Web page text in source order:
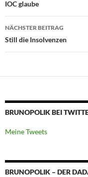
IOC glaube
NÄCHSTER BEITRAG
Still die Insolvenzen
BRUNOPOLIK BEI
Meine Tweets
BRUNOPOLIK – DER